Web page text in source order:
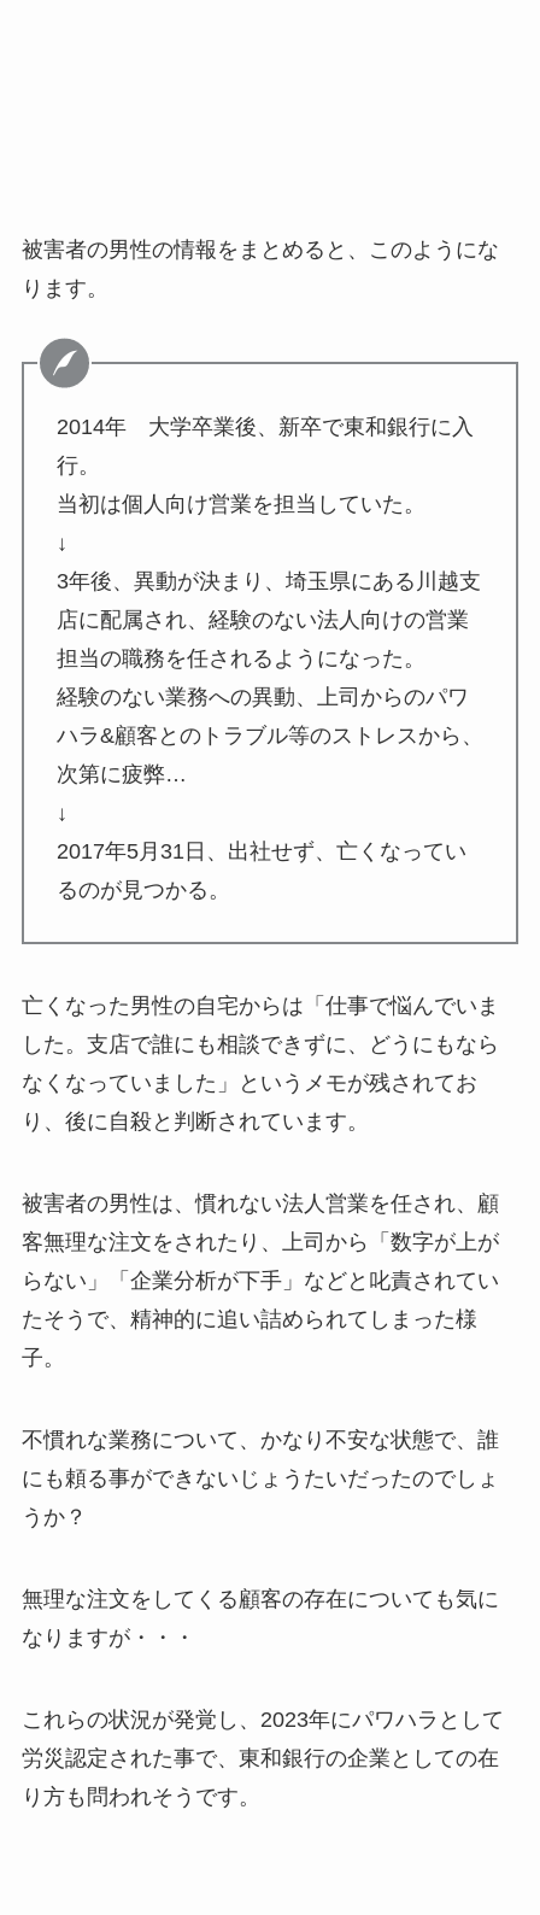
被害者の男性の情報をまとめると、このようにな
ります。
2014年 大学卒業後、新卒で東和銀行に入
行。
当初は個人向け営業を担当していた。
↓
3年後、異動が決まり、埼玉県にある川越支
店に配属され、経験のない法人向けの営業
担当の職務を任されるようになった。
経験のない業務への異動、上司からのパワ
ハラ&顧客とのトラブル等のストレスから、
次第に疲弊…
↓
2017年5月31日、出社せず、亡くなってい
るのが見つかる。
亡くなった男性の自宅からは「仕事で悩んでいま
した。支店で誰にも相談できずに、どうにもなら
なくなっていました」というメモが残されてお
り、後に自殺と判断されています。
被害者の男性は、慣れない法人営業を任され、顧
客無理な注文をされたり、上司から「数字が上が
らない」「企業分析が下手」などと叱責されてい
たそうで、精神的に追い詰められてしまった様
子。
不慣れな業務について、かなり不安な状態で、誰
にも頼る事ができないじょうたいだったのでしょ
うか？
無理な注文をしてくる顧客の存在についても気に
なりますが・・・
これらの状況が発覚し、2023年にパワハラとして
労災認定された事で、東和銀行の企業としての在
り方も問われそうです。